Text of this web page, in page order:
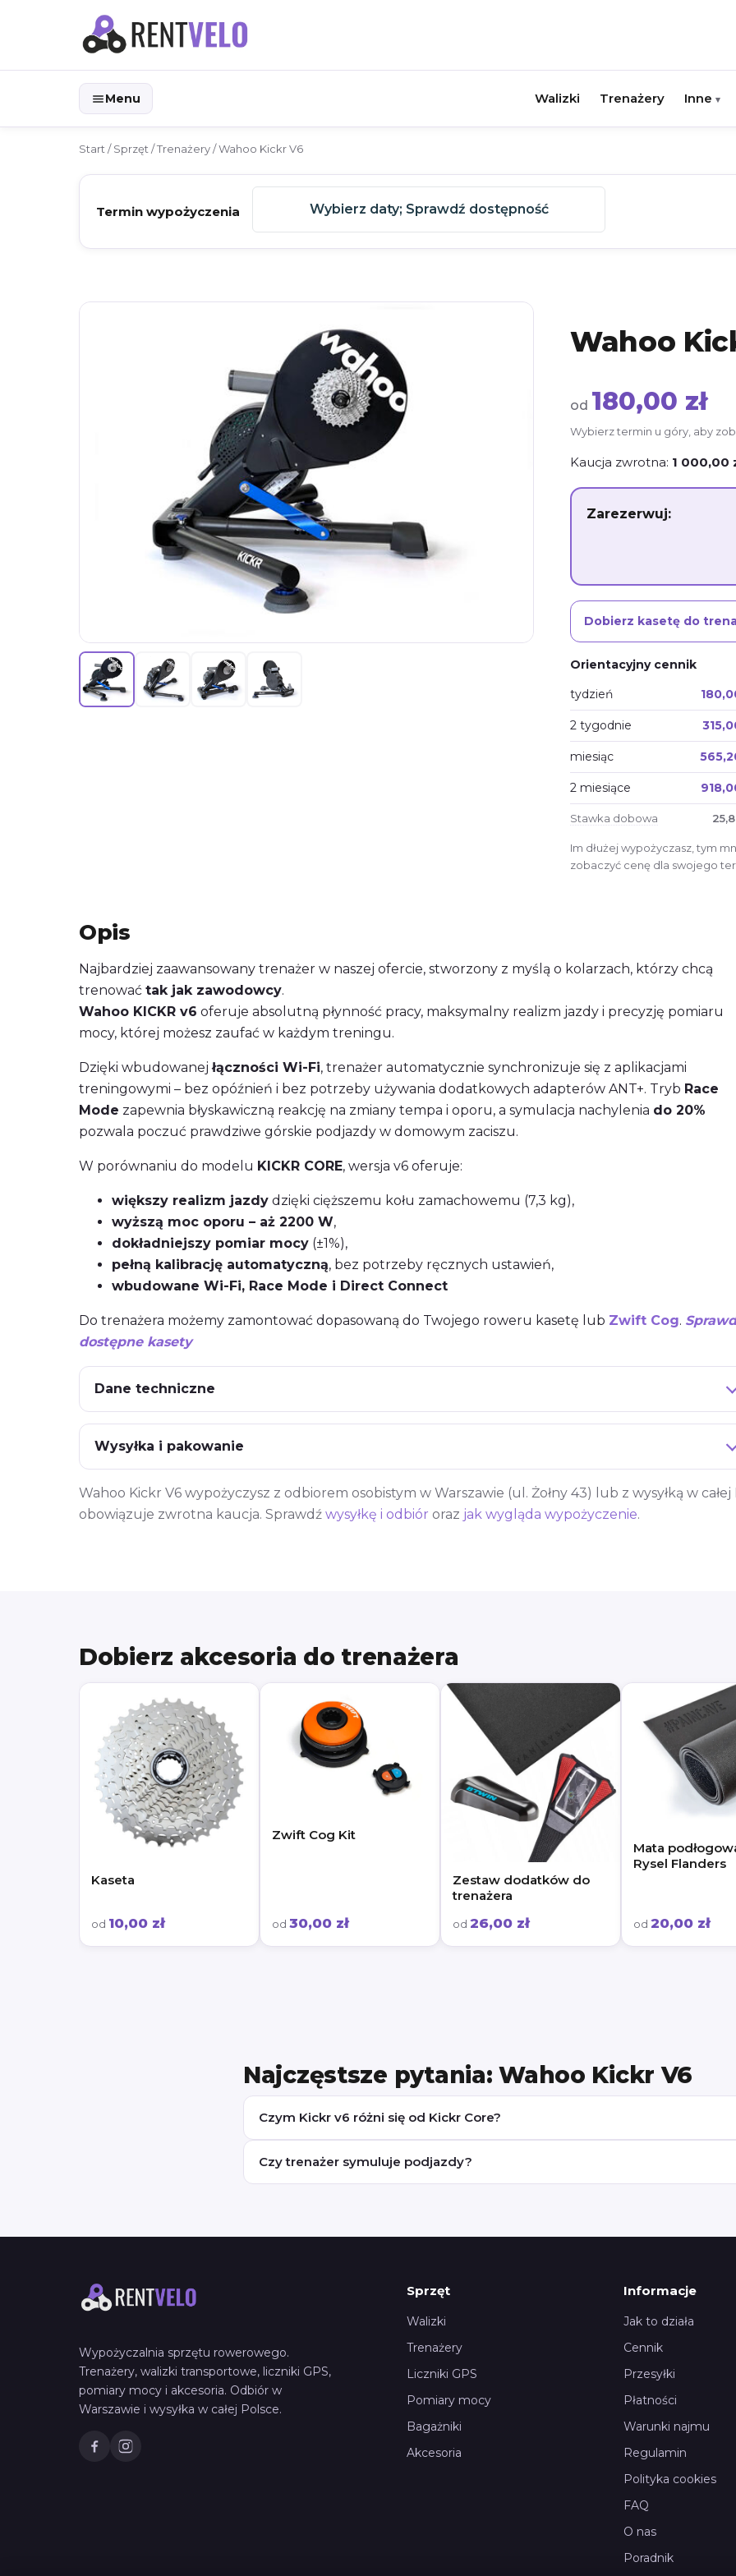
Menu Walizki Trenażery Inne ▾
Start/Sprzęt/Trenażery/ Wahoo Kickr V6
Termin wypożyczenia Wybierz daty; Sprawdź dostępność
Wahoo
od 180,00 zł
Wybierz termin u góry, aby
Kaucja zwrotna: 1 000,00
Zarezerwuj:
Dobierz kasetę do
Orientacyjny cennik
tydzień
2 tygodnie
miesiąc
2 miesiące
Stawka dobowa
Im dłużej wypożyczasz, tym
zobaczyć cenę dla swojego
Opis
Najbardziej zaawansowany trenażer w naszej ofercie, stworzony z myślą o kolarzach, którzy chcą
trenować tak jak zawodowcy.
Wahoo KICKR v6 oferuje absolutną płynność pracy, maksymalny realizm jazdy i precyzję pomiaru
mocy, której możesz zaufać w każdym treningu.
Dzięki wbudowanejłączności Wi-Fi, trenażer automatycznie synchronizuje się z aplikacjami
treningowymi – bez opóźnień i bez potrzeby używania dodatkowych adapterów ANT+. Tryb Race
Mode zapewnia błyskawiczną reakcję na zmiany tempa i oporu, a symulacja nachylenia do 20%
pozwala poczuć prawdziwe górskie podjazdy w domowym zaciszu.
W porównaniu do modelu KICKR CORE, wersja v6 oferuje:
większy realizm jazdy dzięki cięższemu kołu zamachowemu (7,3 kg),
wyższą moc oporu – aż 2200 W,
dokładniejszy pomiar mocy (±1%),
pełną kalibrację automatyczną, bez potrzeby ręcznych ustawień,
wbudowane Wi-Fi, Race Mode i Direct Connect
Do trenażera możemy zamontować dopasowaną do Twojego roweru kasetę lub Zwift Cog.
dostępne kasety
Dane techniczne
Wysyłka i pakowanie
Wahoo Kickr V6 wypożyczysz z odbiorem osobistym w Warszawie (ul. Żołny 43) lub z wysyłką w
obowiązuje zwrotna kaucja. Sprawdź wysyłkę i odbiór oraz jak wygląda wypożyczenie.
Dobierz akcesoria do trenażera
Kaseta
od 10,00 zł
Zwift Cog Kit
od 30,00 zł
Zestaw dodatków do
trenażera
od 26,00 zł
Mata
Rysel Flanders
od 20,00 zł
Najczęstsze pytania: Wahoo Kickr V6
Czym Kickr v6 różni się od Kickr Core?
Czy trenażer symuluje podjazdy?
Wypożyczalnia sprzętu rowerowego.
Trenażery, walizki transportowe, liczniki GPS,
pomiary mocy i akcesoria. Odbiór w
Warszawie i wysyłka w całej Polsce.
Sprzęt
Walizki
Trenażery
Liczniki GPS
Pomiary mocy
Bagażniki
Akcesoria
Informacje
Jak to działa
Cennik
Przesyłki
Płatności
Warunki najmu
Regulamin
Polityka cookies
FAQ
O nas
Poradnik